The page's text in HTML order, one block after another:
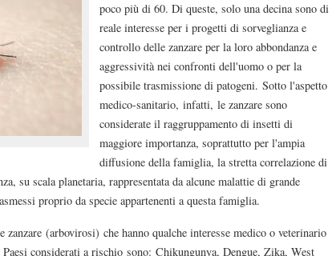
poco più di 60. Di queste, solo una decina sono di
reale interesse per i progetti di sorveglianza e
controllo delle zanzare per la loro abbondanza e
aggressività nei confronti dell'uomo o per la
possibile trasmissione di patogeni. Sotto l'aspetto
medico-sanitario, infatti, le zanzare sono
considerate il raggruppamento di insetti di
maggiore importanza, soprattutto per l'ampia
diffusione della famiglia, la stretta correlazione di
su scala planetaria, rappresentata da alcune malattie di grande
proprio da specie appartenenti a questa famiglia.
(arbovirosi) che hanno qualche interesse medico o veterinario
considerati a rischio sono: Chikungunya, Dengue, Zika, West